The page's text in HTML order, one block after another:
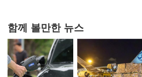
함께 볼만한 뉴스